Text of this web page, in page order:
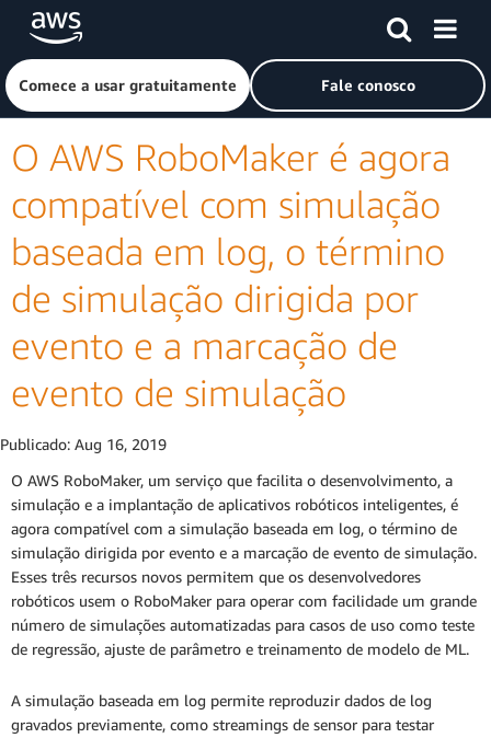
Pular para o conteúdo principal
Clique aqui para voltar à página inicial da Amazon Web
Comece a usar gratuitamente Fale conosco
O AWS RoboMaker é agora
compatível com simulação
baseada em log, o término
de simulação dirigida por
evento e a marcação de
evento de simulação
Publicado: Aug 16, 2019
O AWS RoboMaker, um serviço que facilita o desenvolvimento, a
simulação e a implantação de aplicativos robóticos inteligentes, é
agora compatível com a simulação baseada em log, o término de
simulação dirigida por evento e a marcação de evento de simulação.
Esses três recursos novos permitem que os desenvolvedores
robóticos usem o RoboMaker para operar com facilidade um grande
número de simulações automatizadas para casos de uso como teste
de regressão, ajuste de parâmetro e treinamento de modelo de ML.
A simulação baseada em log permite reproduzir dados de log
gravados previamente, como streamings de sensor para testar